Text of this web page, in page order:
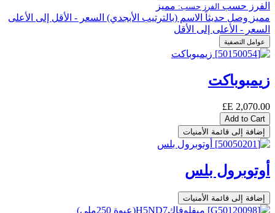
الفرز حسب الفرز حسب: مميز
مميز وصل حديثاً الاسم (بالترتيب الأبجدي) السعر - الأقل إلى الأعلى
السعر - الأعلى إلى الأقل
عوامل التصفية
زيمبوباكت
2,070.00
Add to Cart
إضافة إلى قائمة الأمنيات
أوتوبرول بلس
إضافة إلى قائمة الأمنيات